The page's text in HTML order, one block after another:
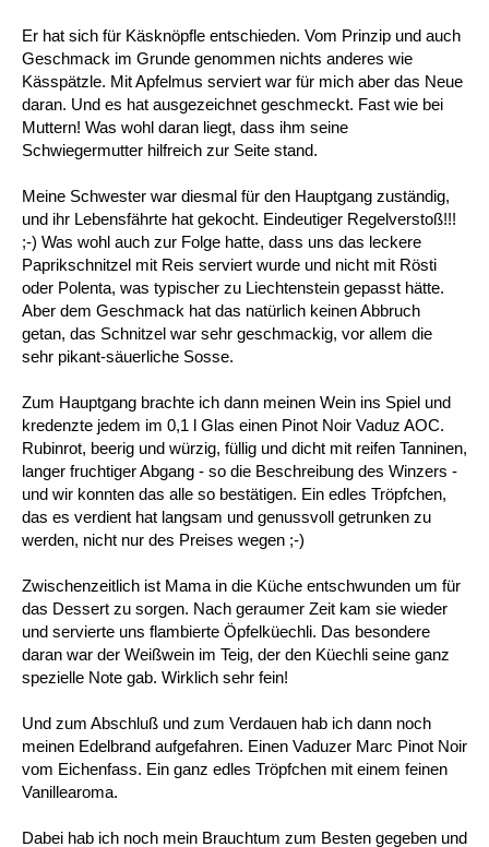
Er hat sich für Käsknöpfle entschieden. Vom Prinzip und auch
Geschmack im Grunde genommen nichts anderes wie
Kässpätzle. Mit Apfelmus serviert war für mich aber das Neue
daran. Und es hat ausgezeichnet geschmeckt. Fast wie bei
Muttern! Was wohl daran liegt, dass ihm seine
Schwiegermutter hilfreich zur Seite stand.
Meine Schwester war diesmal für den Hauptgang zuständig,
und ihr Lebensfährte hat gekocht. Eindeutiger Regelverstoß!!!
;-) Was wohl auch zur Folge hatte, dass uns das leckere
Paprikschnitzel mit Reis serviert wurde und nicht mit Rösti
oder Polenta, was typischer zu Liechtenstein gepasst hätte.
Aber dem Geschmack hat das natürlich keinen Abbruch
getan, das Schnitzel war sehr geschmackig, vor allem die
sehr pikant-säuerliche Sosse.
Zum Hauptgang brachte ich dann meinen Wein ins Spiel und
kredenzte jedem im 0,1 l Glas einen Pinot Noir Vaduz AOC.
Rubinrot, beerig und würzig, füllig und dicht mit reifen Tanninen,
langer fruchtiger Abgang - so die Beschreibung des Winzers -
und wir konnten das alle so bestätigen. Ein edles Tröpfchen,
das es verdient hat langsam und genussvoll getrunken zu
werden, nicht nur des Preises wegen ;-)
Zwischenzeitlich ist Mama in die Küche entschwunden um für
das Dessert zu sorgen. Nach geraumer Zeit kam sie wieder
und servierte uns flambierte Öpfelküechli. Das besondere
daran war der Weißwein im Teig, der den Küechli seine ganz
spezielle Note gab. Wirklich sehr fein!
Und zum Abschluß und zum Verdauen hab ich dann noch
meinen Edelbrand aufgefahren. Einen Vaduzer Marc Pinot Noir
vom Eichenfass. Ein ganz edles Tröpfchen mit einem feinen
Vanillearoma.
Dabei hab ich noch mein Brauchtum zum Besten gegeben und